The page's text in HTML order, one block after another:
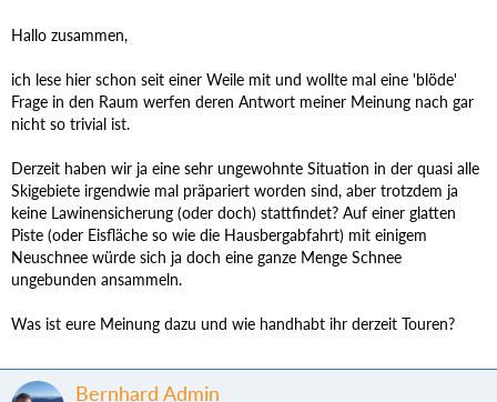
Hallo zusammen,
ich lese hier schon seit einer Weile mit und wollte mal eine 'blöde'
Frage in den Raum werfen deren Antwort meiner Meinung nach gar
nicht so trivial ist.
Derzeit haben wir ja eine sehr ungewohnte Situation in der quasi alle
Skigebiete irgendwie mal präpariert worden sind, aber trotzdem ja
keine Lawinensicherung (oder doch) stattfindet? Auf einer glatten
Piste (oder Eisfläche so wie die Hausbergabfahrt) mit einigem
Neuschnee würde sich ja doch eine ganze Menge Schnee
ungebunden ansammeln.
Was ist eure Meinung dazu und wie handhabt ihr derzeit Touren?
Bernhard Admin